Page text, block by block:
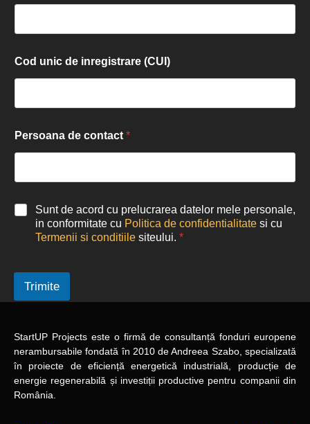
Cod unic de inregistrare (CUI)
Persoana de contact *
Sunt de acord cu prelucrarea datelor mele personale,
in conformitate cu Politica de confidentialitate si cu
Termenii si conditiile siteului. *
Trimite
StartUP Projectseste o firmă de consultanță fonduri europene
nerambursabilefondată în 2010de Andreea Szabo, specializată
în proiecte de eficiență energetică industrială, producție de
energie regenerabilă și investiții productive pentru companii din
România.